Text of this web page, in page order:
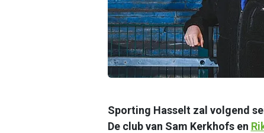
Sporting Hasselt zal volgend
De club van Sam Kerkhofs en